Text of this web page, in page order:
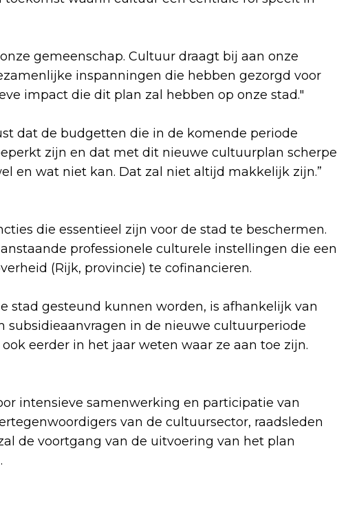
gemeenschap. Cultuur draagt bij aan onze
inspanningen die hebben gezorgd voor
impact die dit plan zal hebben op onze stad."
dat de budgetten die in de komende periode
zijn en dat met dit nieuwe cultuurplan scherpe
en wat niet kan. Dat zal niet altijd makkelijk zijn.”
die essentieel zijn voor de stad te beschermen.
professionele culturele instellingen die een
(Rijk, provincie) te cofinancieren.
stad gesteund kunnen worden, is afhankelijk van
subsidieaanvragen in de nieuwe cultuurperiode
eerder in het jaar weten waar ze aan toe zijn.
intensieve samenwerking en participatie van
van de cultuursector, raadsleden
de voortgang van de uitvoering van het plan